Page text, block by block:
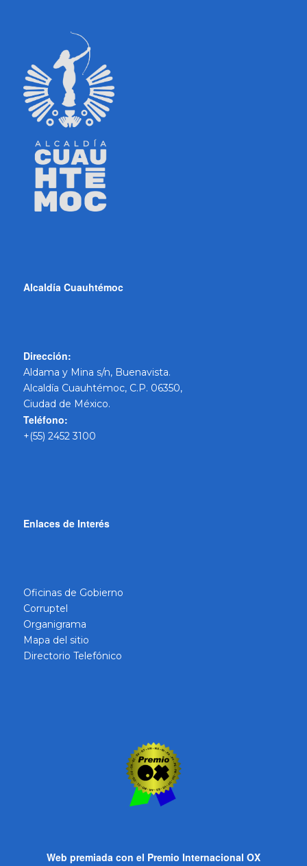
Alcaldía Cuauhtémoc
Dirección:
Aldama y Mina s/n, Buenavista.
Alcaldía Cuauhtémoc, C.P. 06350,
Ciudad de México.
Teléfono:
+(55) 2452 3100
Enlaces de Interés
Oficinas de Gobierno
Corruptel
Organigrama
Mapa del sitio
Directorio Telefónico
Web premiada con el Premio Internacional OX